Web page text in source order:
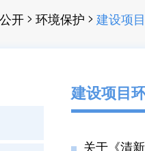
开 > 环境保护 > 建设项
建设项目
关于《清